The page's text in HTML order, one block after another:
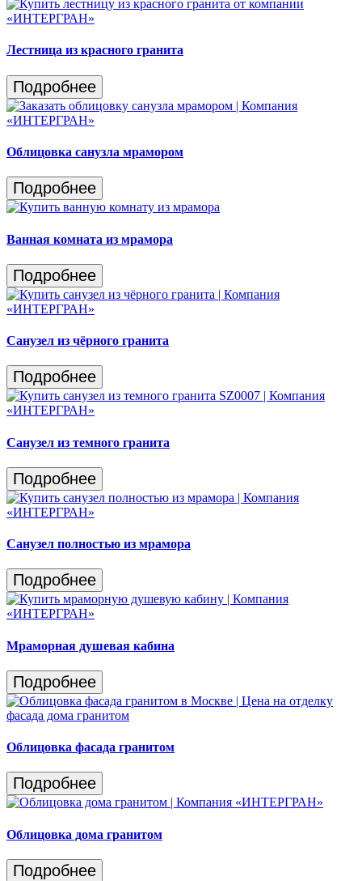
Лестница из красного гранита
Подробнее
Облицовка санузла мрамором
Подробнее
Ванная комната из мрамора
Подробнее
Санузел из чёрного гранита
Подробнее
Санузел из темного гранита
Подробнее
Санузел полностью из мрамора
Подробнее
Мраморная душевая кабина
Подробнее
Облицовка фасада гранитом
Подробнее
Облицовка дома гранитом
Подробнее